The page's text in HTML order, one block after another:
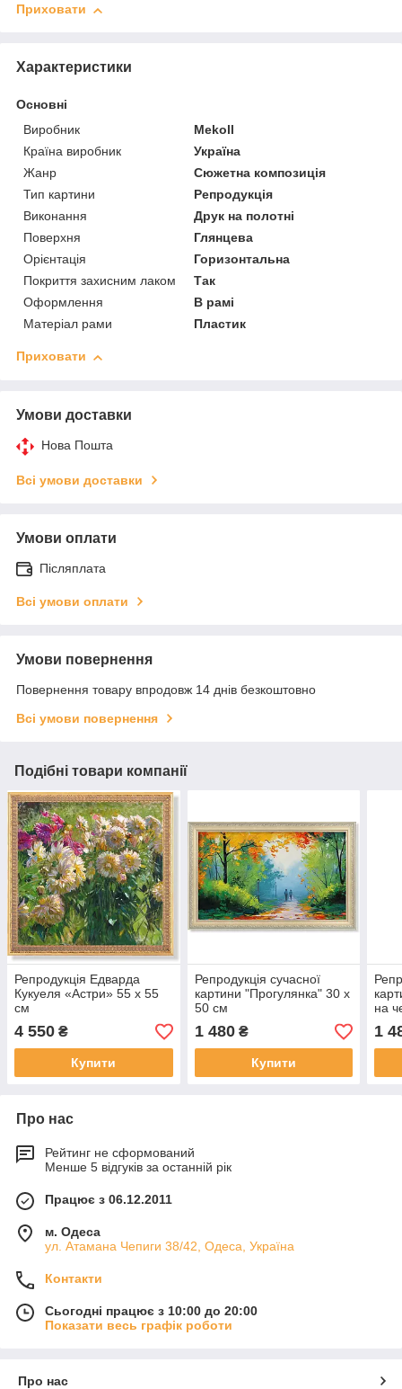
Приховати
Характеристики
Основні
Виробник
Mekoll
Країна виробник
Україна
Жанр
Сюжетна композиція
Тип картини
Репродукція
Виконання
Друк на полотні
Поверхня
Глянцева
Орієнтація
Горизонтальна
Покриття захисним лаком
Так
Оформлення
В рамі
Матеріал рами
Пластик
Приховати
Умови доставки
Нова Пошта
Всі умови доставки
Умови оплати
Післяплата
Всі умови оплати
Умови повернення
Повернення товару впродовж 14 днів безкоштовно
Всі умови повернення
Подібні товари компанії
Репродукція Едварда
Кукуеля «Астри» 55 х 55
см
4 550 ₴
Купити
Репродукція сучасної
картини "Прогулянка" 30 х
50 см
1 480₴
Купити
на
1
Про нас
Рейтинг не сформований
Менше 5 відгуків за останній рік
Працює з 06.12.2011
м. Одеса
ул. Атамана Чепиги 38/42, Одеса, Україна
Контакти
Сьогодні працює з 10:00 до 20:00
Показати весь графік роботи
Про нас